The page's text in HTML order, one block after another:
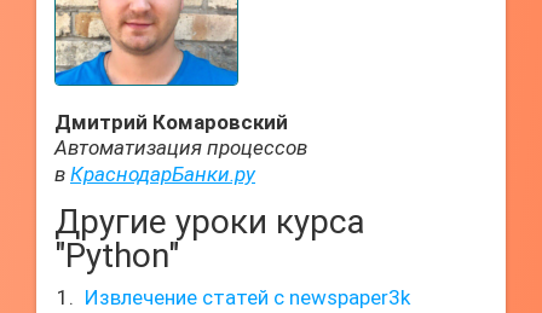
Дмитрий Комаровский
Автоматизация процессов
в КраснодарБанки.ру
Другие уроки курса
"Python"
Извлечение статей с newspaper3k